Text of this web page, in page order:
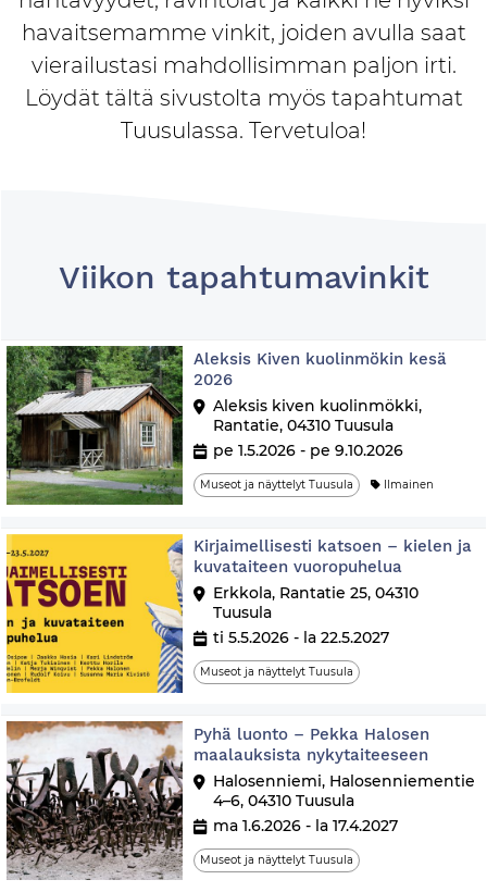
havaitsemamme vinkit, joiden avulla saat
vierailustasi mahdollisimman paljon irti.
Löydät tältä sivustolta myös tapahtumat
Tuusulassa. Tervetuloa!
Viikon tapahtumavinkit
Aleksis Kiven kuolinmökin kesä
2026
Aleksis kiven kuolinmökki,
Rantatie, 04310 Tuusula
pe 1.5.2026 - pe 9.10.2026
Museot ja näyttelyt Tuusula Ilmainen
Kirjaimellisesti katsoen – kielen ja
kuvataiteen vuoropuhelua
Erkkola, Rantatie 25, 04310
Tuusula
ti 5.5.2026 - la 22.5.2027
Museot ja näyttelyt Tuusula
Pyhä luonto – Pekka Halosen
maalauksista nykytaiteeseen
Halosenniemi, Halosenniementie
4–6, 04310 Tuusula
ma 1.6.2026 - la 17.4.2027
Museot ja näyttelyt Tuusula